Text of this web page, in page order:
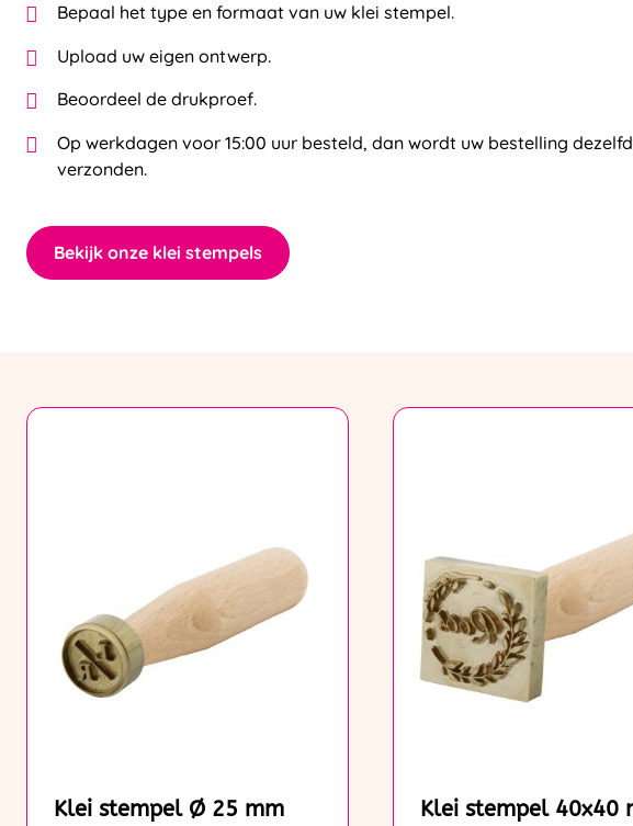
Bepaal het type en formaat van uw klei stempel.
Upload uw eigen ontwerp.
Beoordeel de drukproef.
Op werkdagen voor 15:00 uur besteld, dan wordt uw bestelling
verzonden.
Bekijk onze klei stempels
Klei stempel Ø 25 mm Klei stempel 40x40